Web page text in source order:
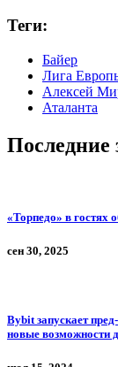
Теги:
Байер
Лига
Алексей
Аталанта
Последние
«Торпедо» в гостях
сен 30, 2025
Bybit запускает
новые возможности